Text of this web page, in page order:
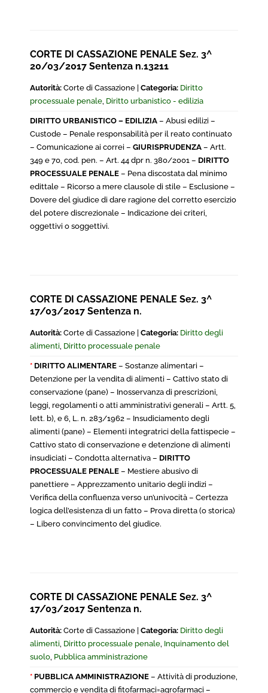
CORTE DI CASSAZIONE PENALE Sez. 3^
20/03/2017 Sentenza n.13211
Autorità: Corte di Cassazione | Categoria: Diritto
processuale penale, Diritto urbanistico - edilizia
DIRITTO URBANISTICO – EDILIZIA – Abusi edilizi –
Custode – Penale responsabilità per il reato continuato
– Comunicazione ai correi – GIURISPRUDENZA – Artt.
349 e 70, cod. pen. – Art. 44 dpr n. 380/2001 – DIRITTO
PROCESSUALE PENALE – Pena discostata dal minimo
edittale – Ricorso a mere clausole di stile – Esclusione –
Dovere del giudice di dare ragione del corretto esercizio
del potere discrezionale – Indicazione dei criteri,
oggettivi o soggettivi.
CORTE DI CASSAZIONE PENALE Sez. 3^
17/03/2017 Sentenza n.
Autorità: Corte di Cassazione | Categoria: Diritto degli
alimenti, Diritto processuale penale
* DIRITTO ALIMENTARE – Sostanze alimentari –
Detenzione per la vendita di alimenti – Cattivo stato di
conservazione (pane) – Inosservanza di prescrizioni,
leggi, regolamenti o atti amministrativi generali – Artt. 5,
lett. b), e 6, L. n. 283/1962 – Insudiciamento degli
alimenti (pane) – Elementi integratrici della fattispecie –
Cattivo stato di conservazione e detenzione di alimenti
insudiciati – Condotta alternativa – DIRITTO
PROCESSUALE PENALE – Mestiere abusivo di
panettiere – Apprezzamento unitario degli indizi –
Verifica della confluenza verso un’univocità – Certezza
logica dell’esistenza di un fatto – Prova diretta (o storica)
– Libero convincimento del giudice.
CORTE DI CASSAZIONE PENALE Sez. 3^
17/03/2017 Sentenza n.
Autorità: Corte di Cassazione | Categoria: Diritto degli
alimenti, Diritto processuale penale, Inquinamento del
suolo, Pubblica amministrazione
* PUBBLICA AMMINISTRAZIONE – Attività di produzione,
commercio e vendita di fitofarmaci=agrofarmaci –